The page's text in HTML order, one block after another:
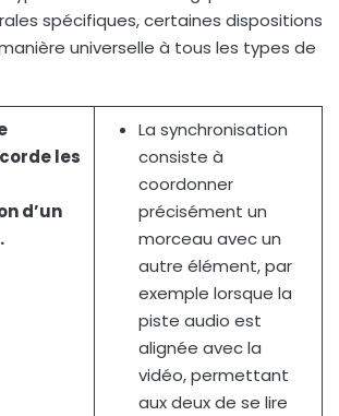
spécifiques, certaines dispositions
universelle à tous les types de
les
d’un
La synchronisation
consiste à
coordonner
précisément un
morceau avec un
autre élément, par
exemple lorsque la
piste audio est
alignée avec la
vidéo, permettant
aux deux de se lire